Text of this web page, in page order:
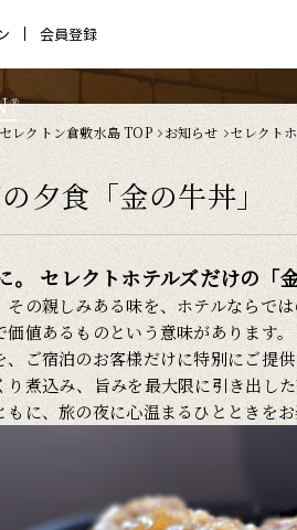
会員登録
レクトン倉敷水島 TOP お知らせ セレクト
夕食「金の牛丼」
セレクトホテルズだけの「
の親しみある味を、ホテルならで
値あるものという意味があります。
ご宿泊のお客様だけに特別にご提供
煮込み、旨みを最大限に引き出した
に、旅の夜に心温まるひとときをお